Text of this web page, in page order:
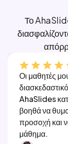
Το
Οι μαθητές
AhaSlides
βοηθά να
προσοχή και
μάθημα.